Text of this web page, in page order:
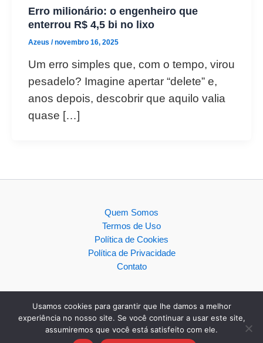
Erro milionário: o engenheiro que
enterrou R$ 4,5 bi no lixo
Azeus /novembro 16, 2025
Um erro simples que, com o tempo, virou
pesadelo? Imagine apertar “delete” e,
anos depois, descobrir que aquilo valia
quase […]
Quem Somos
Termos de Uso
Política de Cookies
Política de Privacidade
Contato
Copyright © 2026
Usamos cookies para garantir que lhe damos a melhor
experiência no nosso site. Se você continuar a usar este site,
assumiremos que você está satisfeito com ele.